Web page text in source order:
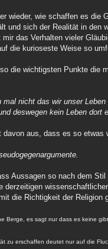
wieder, wie schaffen es die
und sich der Realität in den
das Verhalten vieler
die kurioseste Weise so
die wichtigsten Punkte die
mal nicht das wir unser
deswegen kein Leben dort
davon aus, dass es so etwas
Aussagen so nach dem
derzeitigen
die Richtigkeit der Religion
Berge, es sagt nur dass es keine gibt.
zu erschaffen deutet nur auf die